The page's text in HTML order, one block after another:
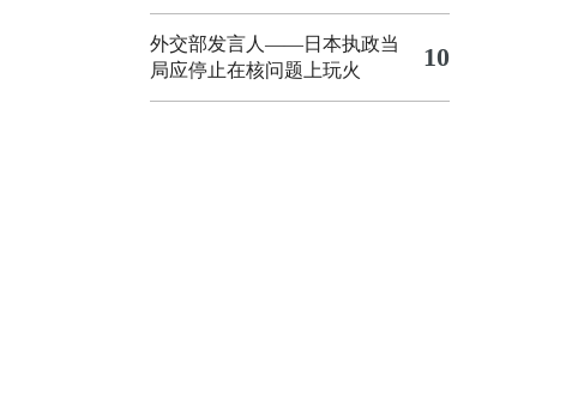
外交部发言人——日本执政当
局应停止在核问题上玩火
10